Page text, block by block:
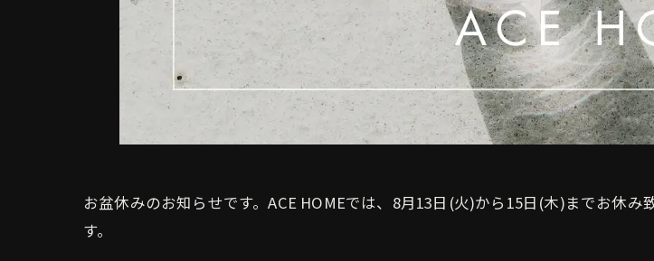
お盆休みのお知らせです。ACE HOMEでは、8月13日(火)から15日(木)までお休
す。